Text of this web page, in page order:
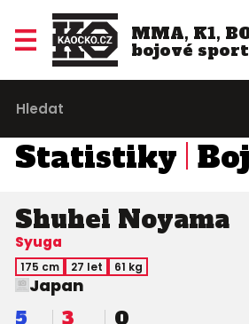
MMA, K1,
bojové
Statistiky
Shuhei Noyama
Syuga
175 cm 27 let 61 kg
Japan
5 3 0